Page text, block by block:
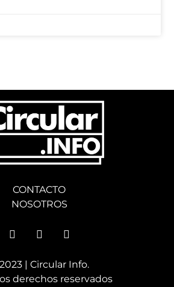
CONTACTO
NOSOTROS
| Circular Info.
derechos reservados